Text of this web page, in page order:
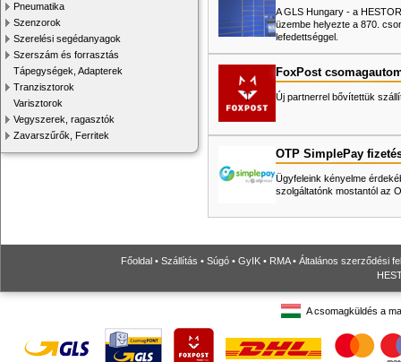
Pneumatika
Szenzorok
Szerelési segédanyagok
Szerszám és forrasztás
Tápegységek, Adapterek
Tranzisztorok
Varisztorok
Vegyszerek, ragasztók
Zavarszűrők, Ferritek
A GLS Hungary - a
üzembe helyezte a 870.
lefedettséggel.
FoxPost
Új partnerrel bővítettük
OTP SimplePay
Ügyfeleink kényelme
szolgáltatónk mostantól az
Főoldal • Szállítás • Súgó • GyIK • RMA• Általános szerződési
A csomagküldés a